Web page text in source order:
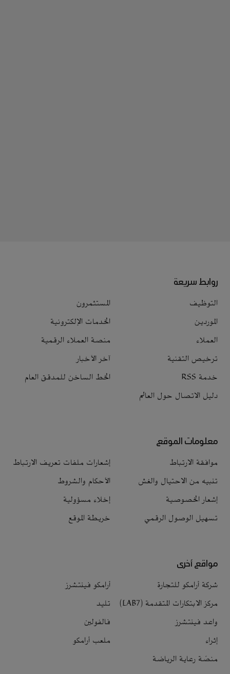
روابط سريعة
التوظيف
المستثمرون
الموردين
الخدمات الإلكترونية
العملاء
منصة العملاء الرقمية
ترخيص التقنية
آخر الأخبار
خدمة RSS
الخط الساخن للمدقق العام
دليل الاتصال حول العالم
معلومات الموقع
موافقة الارتباط
إشعارات ملفات تعريف الارتباط
تنبيه من الاحتيال والغش
الأحكام والشروط
إشعار الخصوصية
إخلاء مسؤولية
تسهيل الوصول الرقمي
خريطة الموقع
مواقع أخرى
شركة أرامكو للتجارة
أرامكو فينتشرز
مركز الابتكارات المتقدمة (LAB7)
تليد
واعد فينتشرز
فالفولين
إثراء
ملعب أرامكو
منصّة رعاية الرياضة